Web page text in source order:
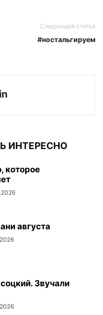
Следующая статья
#ностальгируем
ИНТЕРЕСНО
которое
августа
Звучали